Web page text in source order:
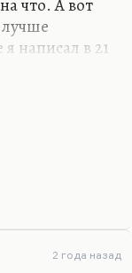
что. А вот
написал в 21
баллады»
самого
о рыбаке и
мое
2 года назад